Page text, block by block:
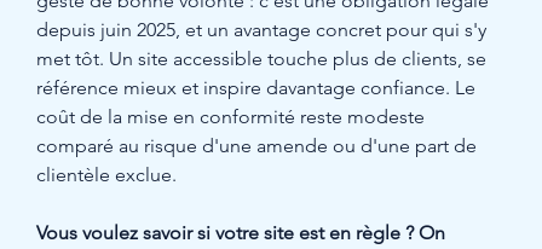
depuis juin 2025, et un avantage concret pour qui s'y
met tôt. Un site accessible touche plus de clients, se
référence mieux et inspire davantage confiance. Le
coût de la mise en conformité reste modeste
comparé au risque d'une amende ou d'une part de
clientèle exclue.
Vous voulez savoir si votre site est en règle ? On